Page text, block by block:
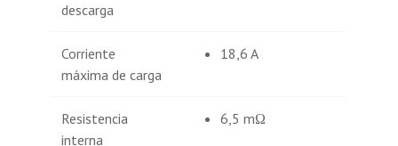
descarga
Corriente
máxima de carga
18,6 A
Resistencia
interna
6,5 mΩ